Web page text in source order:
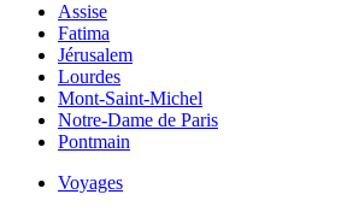
Assise
Fatima
Jérusalem
Lourdes
Mont-Saint-Michel
Notre-Dame de Paris
Pontmain
Voyages